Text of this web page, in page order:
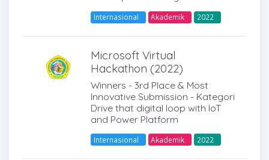
Internasional Akademik 2022
Microsoft Virtual
Hackathon (2022)
Winners - 3rd Place & Most
Innovative Submission - Kategori
Drive that digital loop with IoT
and Power Platform
Internasional Akademik 2022